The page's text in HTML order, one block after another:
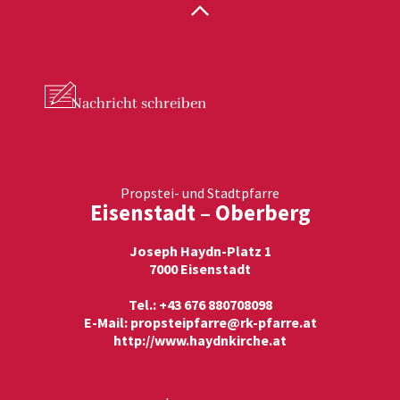
Nachricht schreiben
Propstei- und Stadtpfarre
Eisenstadt – Oberberg
Joseph Haydn-Platz 1
7000 Eisenstadt
Tel.: +43 676 880708098
E-Mail: propsteipfarre@rk-pfarre.at
http://www.haydnkirche.at